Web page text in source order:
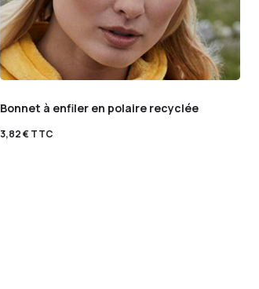
Bonnet à enfiler en polaire recyclée
3,82€TTC